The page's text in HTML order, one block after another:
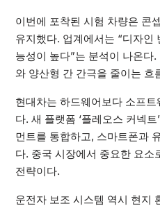
이번에 포착된 시험 차량은 콘
유지했다. 업계에서는 “디자인
능성이 높다”는 분석이 나온다
와 양산형 간 간극을 줄이는 흐
현대차는 하드웨어보다 소프
다. 새 플랫폼 ‘플레오스 커넥
먼트를 통합하고, 스마트폰과
다. 중국 시장에서 중요한 요소
전략이다.
운전자 보조 시스템 역시 현지